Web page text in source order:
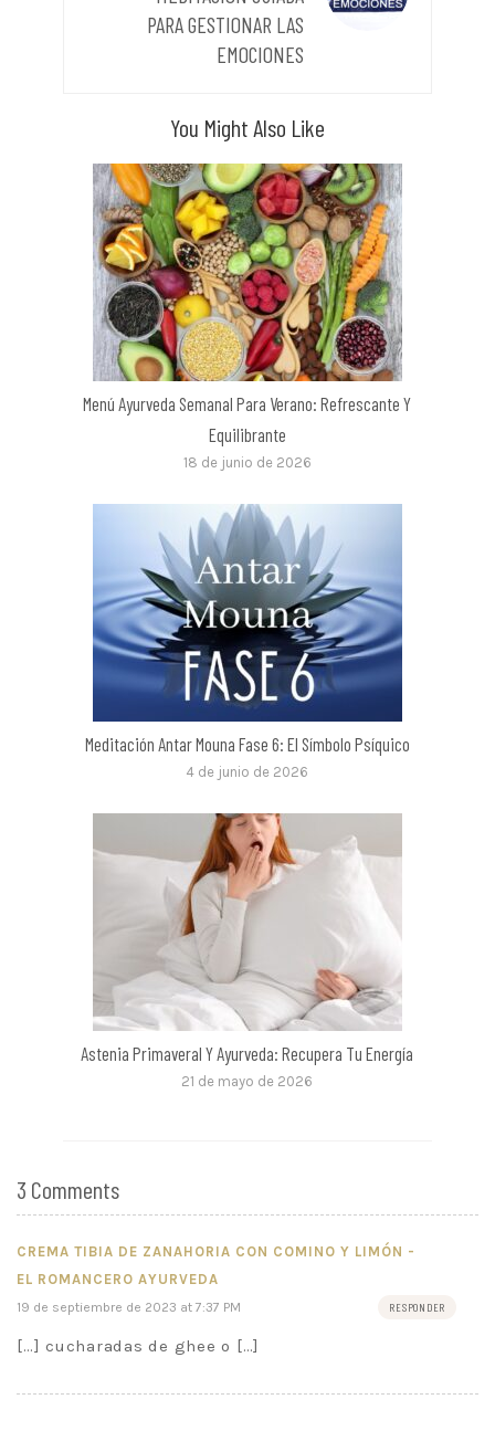
PARA GESTIONAR LAS
EMOCIONES
You Might Also Like
Menú Ayurveda Semanal Para Verano: Refrescante Y
Equilibrante
18 de junio de 2026
Meditación Antar Mouna Fase 6: El Símbolo Psíquico
4 de junio de 2026
Astenia Primaveral Y Ayurveda: Recupera Tu Energía
21 de mayo de 2026
3 Comments
CREMA TIBIA DE ZANAHORIA CON COMINO Y LIMÓN -
EL ROMANCERO AYURVEDA
19 de septiembre de 2023 at 7:37 PM RESPONDER
[…] cucharadas de ghee o […]